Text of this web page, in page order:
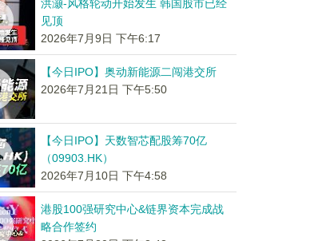
洪灏-风格轮动开始发生 韩国股市已经
见顶
2026年7月9日 下午6:17
【今日IPO】奥动新能源二闯港交所
2026年7月21日 下午5:50
【今日IPO】天数智芯配股筹70亿
（09903.HK）
2026年7月10日 下午4:58
港股100强研究中心&链界资本完成战
略合作签约